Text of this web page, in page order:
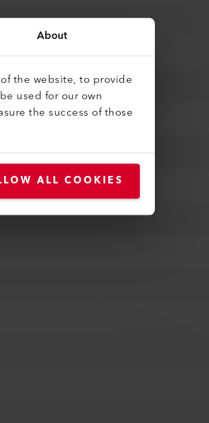
About
the website, to provide
used for our own
the success of those
ALL COOKIES